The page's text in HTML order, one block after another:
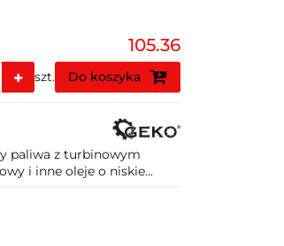
105.36
szt. Do koszyka
paliwa z turbinowym
i inne oleje o niskie...